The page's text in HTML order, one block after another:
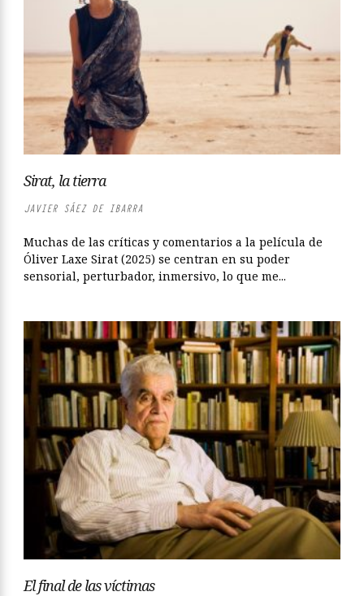
Sirat, la tierra
JAVIER SÁEZ DE IBARRA
Muchas de las críticas y comentarios a la película de
Óliver Laxe Sirat (2025) se centran en su poder
sensorial, perturbador, inmersivo, lo que me...
El final de las víctimas